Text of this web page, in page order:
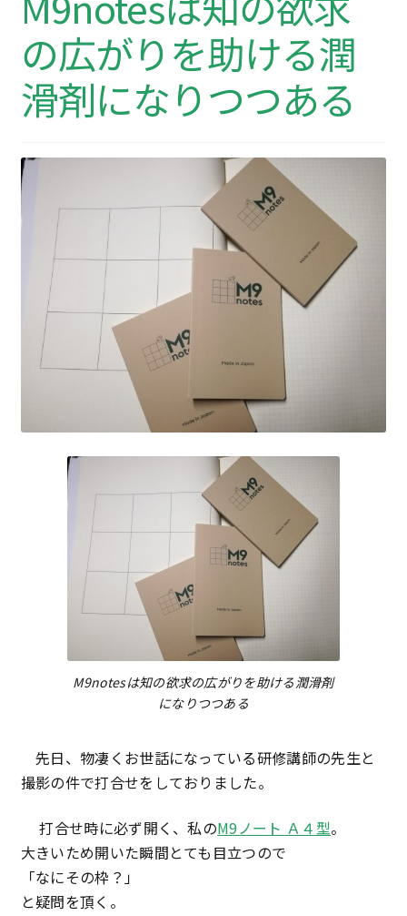
の広がりを助ける潤
滑剤になりつつある
M9notesは知の欲求の広がりを助ける潤滑剤
になりつつある
先日、物凄くお世話になっている研修講師の先生と
撮影の件で打合せをしておりました。
打合せ時に必ず開く、私のM9ノート Ａ４型。
大きいため開いた瞬間とても目立つので
「なにその枠？」
と疑問を頂く。